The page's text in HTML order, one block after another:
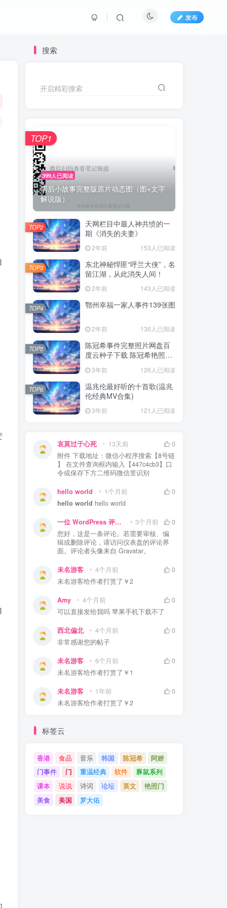
发布
搜索
开启精彩搜索
399人已阅读
雨后小故事完整版原片动态图（图+文字
解说版）
TOP1
天网栏目中最人神共愤的一
期《消失的夫妻》
2年前 153人已阅读
TOP2
东北神秘悍匪“呼兰大侠”，名
留江湖，从此消失人间！
2年前 143人已阅读
TOP3
鄂州幸福一家人事件139张图
2年前 136人已阅读
TOP4
陈冠希事件完整照片网盘百
度云种子下载 陈冠希艳照门
门全部图片观看
3年前 126人已阅读
TOP5
温兆伦最好听的十首歌(温兆
伦经典MV合集)
3年前 121人已阅读
TOP6
哀莫过于心死 13天前
0
附件 下载地址：微信小程序搜索【8号链
】 在文件查询框内输入【447c4cb3】口
令或保存下方二维码微信里识别
hello world 1个月前
0
hello world hello world
一位 WordPress 评论者 3个月前
0
您好，这是一条评论。若需要审核、编
辑或删除评论，请访问仪表盘的评论界
面。评论者头像来自 Gravatar。
未名游客 4个月前
0
未名游客给作者打赏了 ￥2
Amy 4个月前
0
可以直接发给我吗 苹果手机下载不了
西北偏北 4个月前
0
非常感谢您的帖子
未名游客 6个月前
0
未名游客给作者打赏了 ￥1
未名游客 1年前
0
未名游客给作者打赏了 ￥2
标签云
香港 食品 音乐 韩国 陈冠希
阿娇
门事件
门 重温经典 软件
豚鼠系列
课本
说说 诗词 论坛 英文
艳照门
美食
美国 罗大佑